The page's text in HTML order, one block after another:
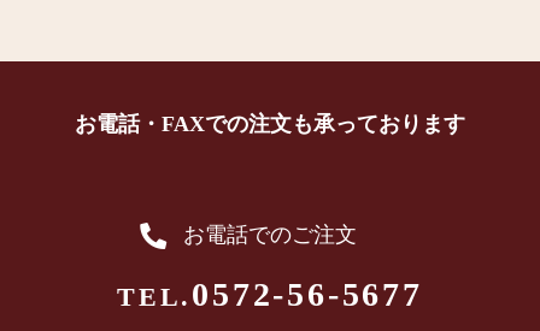
お電話・FAXでの注文も承っております
お電話でのご注文
TEL. 0572-56-5677